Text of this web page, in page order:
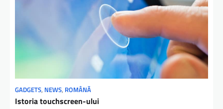
GADGETS, NEWS, ROMÂNĂ
Istoria touchscreen-ului